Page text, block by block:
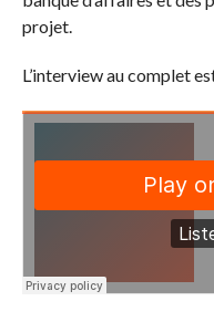
projet.
L’interview au complet